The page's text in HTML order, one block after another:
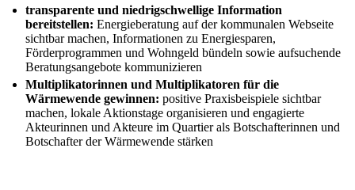
transparente und niedrigschwellige Information
bereitstellen: Energieberatung auf der kommunalen Webseite
sichtbar machen, Informationen zu Energiesparen,
Förderprogrammen und Wohngeld bündeln sowie aufsuchende
Beratungsangebote kommunizieren
Multiplikatorinnen und Multiplikatoren für die
Wärmewende gewinnen: positive Praxisbeispiele sichtbar
machen, lokale Aktionstage organisieren und engagierte
Akteurinnen und Akteure im Quartier als Botschafterinnen und
Botschafter der Wärmewende stärken